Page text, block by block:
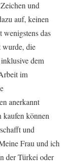
und
auf, keinen
das
wurde, die
dem
im
anerkannt
können
und
Frau und ich
der Türkei oder